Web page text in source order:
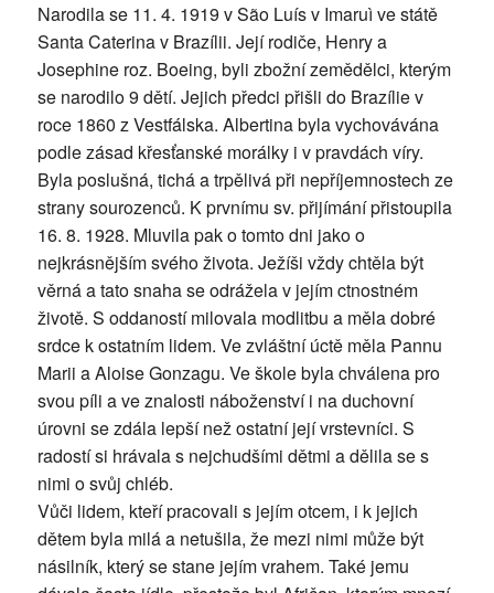
Narodila se 11. 4. 1919 v São Luís v Imaruì ve státě
Santa Caterina v Brazílii. Její rodiče, Henry a
Josephine roz. Boeing, byli zbožní zemědělci, kterým
se narodilo 9 dětí. Jejich předci přišli do Brazílie v
roce 1860 z Vestfálska. Albertina byla vychovávána
podle zásad křesťanské morálky i v pravdách víry.
Byla poslušná, tichá a trpělivá při nepříjemnostech ze
strany sourozenců. K prvnímu sv. přijímání přistoupila
16. 8. 1928. Mluvila pak o tomto dni jako o
nejkrásnějším svého života. Ježíši vždy chtěla být
věrná a tato snaha se odrážela v jejím ctnostném
životě. S oddaností milovala modlitbu a měla dobré
srdce k ostatním lidem. Ve zvláštní úctě měla Pannu
Marii a Aloise Gonzagu. Ve škole byla chválena pro
svou píli a ve znalosti náboženství i na duchovní
úrovni se zdála lepší než ostatní její vrstevníci. S
radostí si hrávala s nejchudšími dětmi a dělila se s
nimi o svůj chléb.
Vůči lidem, kteří pracovali s jejím otcem, i k jejich
dětem byla milá a netušila, že mezi nimi může být
násilník, který se stane jejím vrahem. Také jemu